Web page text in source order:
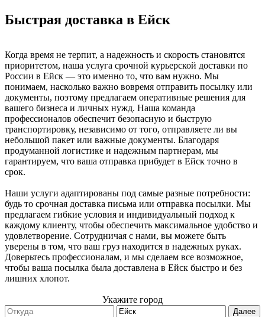
Быстрая доставка в Ейск
Когда время не терпит, а надежность и скорость становятся
приоритетом, наша услуга срочной курьерской доставки по
России в Ейск — это именно то, что вам нужно. Мы
понимаем, насколько важно вовремя отправить посылку или
документы, поэтому предлагаем оперативные решения для
вашего бизнеса и личных нужд. Наша команда
профессионалов обеспечит безопасную и быструю
транспортировку, независимо от того, отправляете ли вы
небольшой пакет или важные документы. Благодаря
продуманной логистике и надежным партнерам, мы
гарантируем, что ваша отправка прибудет в Ейск точно в
срок.
Наши услуги адаптированы под самые разные потребности:
будь то срочная доставка письма или отправка посылки. Мы
предлагаем гибкие условия и индивидуальный подход к
каждому клиенту, чтобы обеспечить максимальное удобство и
удовлетворение. Сотрудничая с нами, вы можете быть
уверены в том, что ваш груз находится в надежных руках.
Доверьтесь профессионалам, и мы сделаем все возможное,
чтобы ваша посылка была доставлена в Ейск быстро и без
лишних хлопот.
Укажите город
Далее